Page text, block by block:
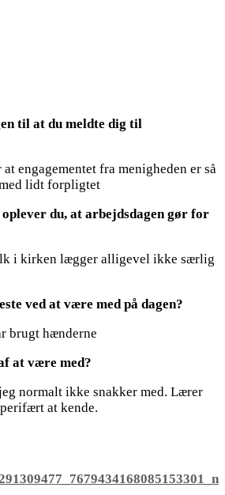
til at du meldte dig til
engagementet fra menigheden er så
lidt forpligtet
du, at arbejdsdagen gør for
i kirken lægger alligevel ikke særlig
ved at være med på dagen?
brugt hænderne
at være med?
normalt ikke snakker med. Lærer
at kende.